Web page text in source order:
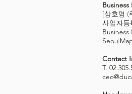
[상호명 (
사업자등
Business
Contact
T.